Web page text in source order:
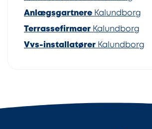
Anlægsgartnere Kalundborg
Terrassefirmaer Kalundborg
Vvs-installatører Kalundborg